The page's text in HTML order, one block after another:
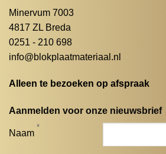
Minervum 7003
4817 ZL Breda
0251 - 210 698
info@blokplaatmateriaal.nl
Alleen te bezoeken op afspraak
Aanmelden voor onze nieuwsbrief
Naam
*